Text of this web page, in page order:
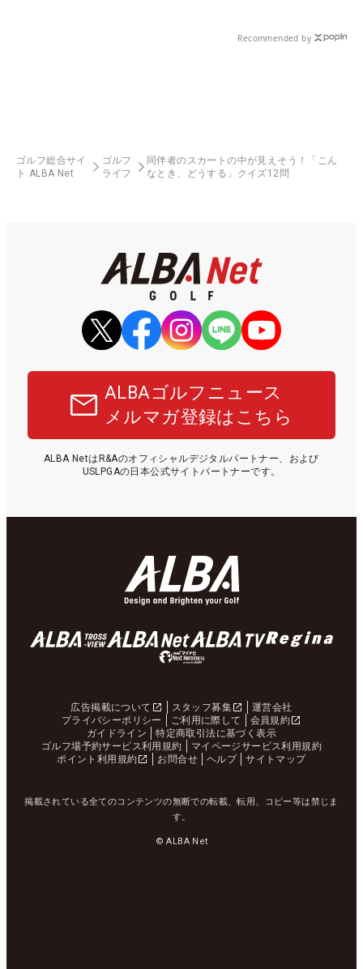
Recommended by
ゴルフ総合サイ
ト ALBA Net
ゴルフ
ライフ
同伴者のスカートの中が見えそう！「こん
なとき、どうする」クイズ12問
ALBAゴルフニュース
メルマガ登録はこちら
ALBA NetはR&Aのオフィシャルデジタルパートナー、および
USLPGAの日本公式サイトパートナーです。
広告掲載について スタッフ募集
運営会社
プライバシーポリシー
ご利用に際して
会員規約
ガイドライン
特定商取引法に基づく表示
ゴルフ場予約サービス利用規約
マイページサービス利用規約
ポイント利用規約
お問合せ ヘルプ サイトマップ
掲載されている全てのコンテンツの無断での転載、転用、コピー等は禁じま
す。
© ALBA Net